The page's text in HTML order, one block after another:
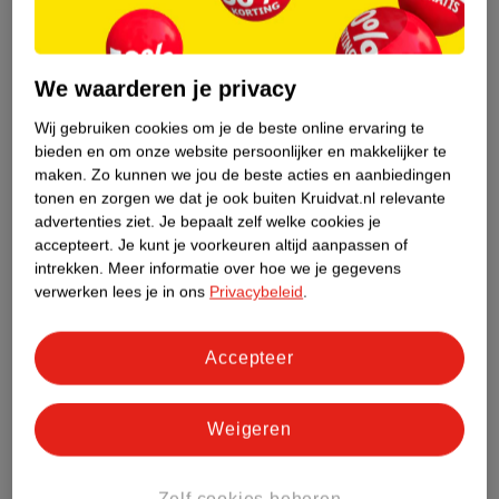
E.l.f. Glow Reviver
Pink-Me Energy Lip Oil
Stick
3,4g
12.
350
E.l.f. Skin Vitamin C
Brightening +Glow
Serum
19.
2321
We waarderen je privacy
Wij gebruiken cookies om je de beste online ervaring te
bieden en om onze website persoonlijker en makkelijker te
maken. Zo kunnen we jou de beste acties en aanbiedingen
tonen en zorgen we dat je ook buiten Kruidvat.nl relevante
advertenties ziet. Je bepaalt zelf welke cookies je
accepteert. Je kunt je voorkeuren altijd aanpassen of
intrekken. Meer informatie over hoe we je gegevens
verwerken lees je in ons Privacybeleid.
Weigeren
Accepteer